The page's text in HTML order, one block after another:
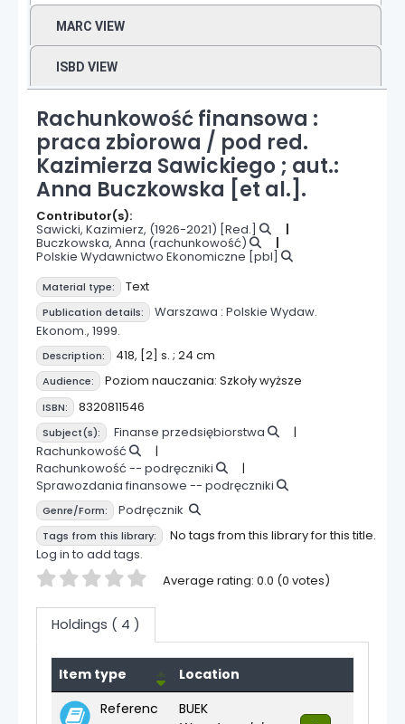
MARC VIEW
ISBD VIEW
Rachunkowość finansowa :
praca zbiorowa / pod red.
Kazimierza Sawickiego ; aut.:
Anna Buczkowska [et al.].
Contributor(s):
Sawicki, Kazimierz, (1926-2021) [Red.]
Buczkowska, Anna (rachunkowość)
Polskie Wydawnictwo Ekonomiczne [pbl]
Material type: Text
Publication details: Warszawa : Polskie Wydaw.
Ekonom., 1999.
Description: 418, [2] s. ; 24 cm
Audience: Poziom nauczania: Szkoły wyższe
ISBN: 8320811546
Subject(s):
Finanse przedsiębiorstwa
Rachunkowość
Rachunkowość -- podręczniki
Sprawozdania finansowe -- podręczniki
Genre/Form: Podręcznik
Tags from this library:
No tags from this library for this title.
Log in to add tags.
Star ratings Average rating: 0.0 (0 votes)
Holdings ( 4 )
Holdings
Item type
Location
Referenc
BUEK